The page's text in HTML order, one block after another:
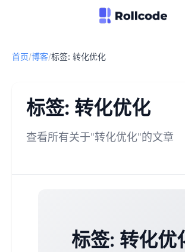
首页/博客/标签: 转化优化
标签: 转化优化
查看所有关于"转化优化"的文章
标签: 转化优